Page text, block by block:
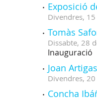
Exposició
Divendres, 15
Tomàs
Dissabte, 28
Inauguració
Joan
Divendres, 20
Concha